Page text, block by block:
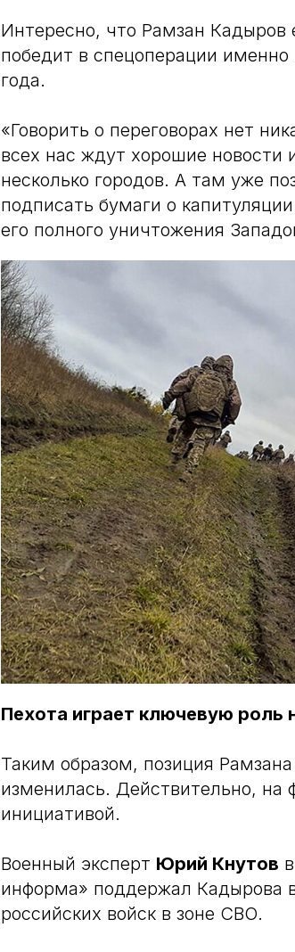
Интересно, что Рамзан Кадыров
победит в спецоперации
года.
«Говорить о переговорах нет
всех нас ждут хорошие
несколько городов. А там уже
подписать бумаги о
его полного уничтожения
Пехота играет ключевую роль
Таким образом, позиция
изменилась. Действительно, на
инициативой.
Военный эксперт Юрий Кнутов
информа» поддержал Кадырова
российских войск в зоне СВО.